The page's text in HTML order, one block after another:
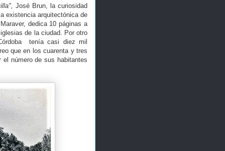
José Brun, la curiosidad
existencia arquitectónica de
dedica 10 páginas a
de la ciudad. Por otro
tenía casi diez mil
que en los cuarenta y tres
el número de sus habitantes